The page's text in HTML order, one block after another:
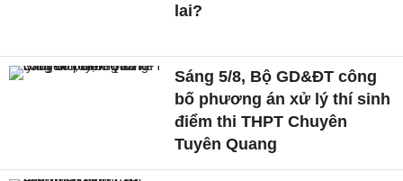
lai?
Sáng 5/8, Bộ GD&ĐT công
bố phương án xử lý thí sinh
điểm thi THPT Chuyên
Tuyên Quang